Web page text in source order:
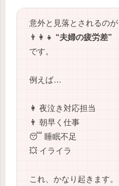
意外と見落とされるのが
👨‍👩‍👧 “夫婦の疲労差”
です。
例えば…
👩 夜泣き対応担当
👨 朝早く仕事
😴 睡眠不足
💥 イライラ
これ、かなり起きます。